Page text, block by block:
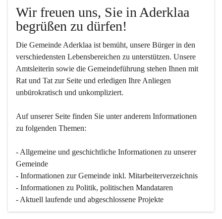
Wir freuen uns, Sie in Aderklaa
begrüßen zu dürfen!
Die Gemeinde Aderklaa ist bemüht, unsere Bürger in den
verschiedensten Lebensbereichen zu unterstützen. Unsere
Amtsleiterin sowie die Gemeindeführung stehen Ihnen mit
Rat und Tat zur Seite und erledigen Ihre Anliegen
unbürokratisch und unkompliziert.
Auf unserer Seite finden Sie un­ter an­de­rem Informationen
zu folgenden Themen:
- Allgemeine und geschichtliche Informationen zu unserer
Gemeinde
- Informationen zur Gemeinde inkl. Mitarbeiterverzeichnis
- Informationen zu Politik, politischen Mandataren
- Aktuell laufende und abgeschlossene Projekte